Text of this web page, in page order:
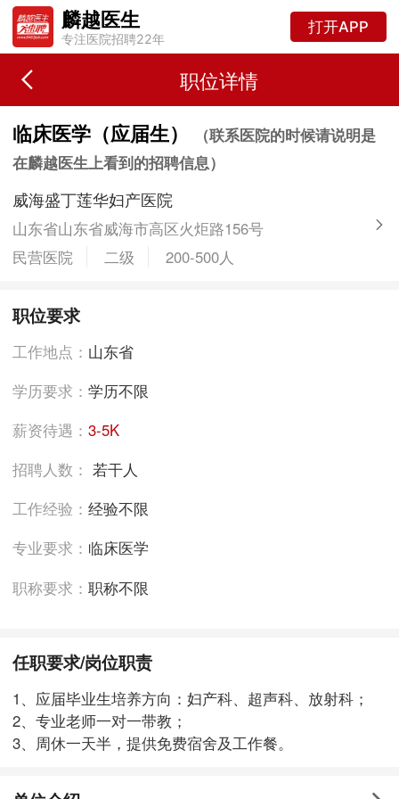
麟越医生
专注医院招聘22年
打开APP
职位详情
临床医学（应届生）
（联系医院的时候请说明是
在麟越医生上看到的招聘信息）
威海盛丁莲华妇产医院
山东省山东省威海市高区火炬路156号
民营医院
二级 200-500人
职位要求
工作地点： 山东省
学历要求：学历不限
薪资待遇：3-5K
招聘人数：若干人
工作经验：经验不限
专业要求： 临床医学
职称要求：职称不限
任职要求/岗位职责
1、应届毕业生培养方向：妇产科、超声科、放射科；
2、专业老师一对一带教；
3、周休一天半，提供免费宿舍及工作餐。